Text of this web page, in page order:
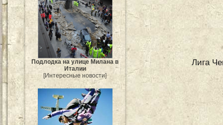
Подлодка на улице Милана в
Италии
[Интересные новости]
Лига